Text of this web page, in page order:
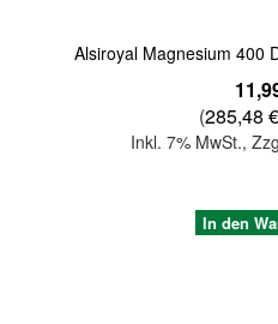
Alsiroyal Magnesium 400
(285,48 €
Inkl. 7% MwSt.,
In den